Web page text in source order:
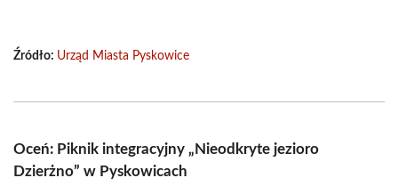
Źródło: Urząd Miasta Pyskowice
Oceń: Piknik integracyjny „Nieodkryte jezioro
Dzierżno” w Pyskowicach